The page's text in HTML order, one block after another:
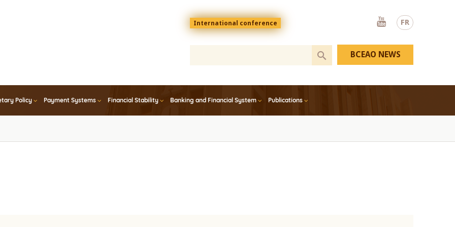
FR
Menu
top
En
International conference
Youtube
Policy Payment Systems Financial Stability Banking and Financial System Publications
BCEAO NEWS